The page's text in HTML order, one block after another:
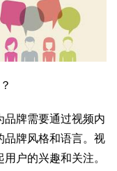
品牌需要通过视频内
品牌风格和语言。视
户的兴趣和关注。